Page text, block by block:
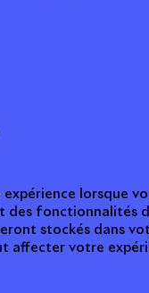
lorsque
fonctionnalités
stockés dans
affecter votre